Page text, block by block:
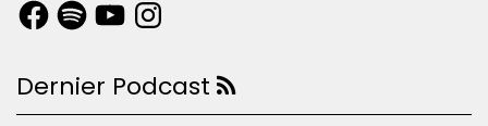
Dernier Podcast